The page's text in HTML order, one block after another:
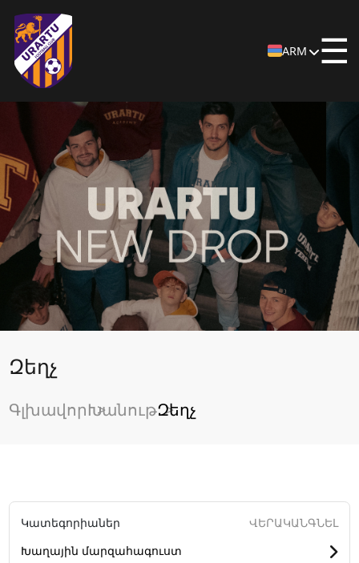
ARM ☰
Զեղչ
ԳլխավորԽանութԶեղչ
Կատեգորիաներ
ՎԵՐԱԿԱՆԳՆԵԼ
Խաղային մարզահագուստ